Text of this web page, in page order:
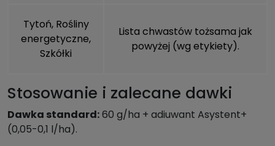
Tytoń, Rośliny
energetyczne,
Szkółki
Lista chwastów tożsama jak
powyżej (wg etykiety).
Stosowanie i zalecane dawki
Dawka standard:60 g/ha + adiuwant Asystent+
(0,05-0,1 l/ha).